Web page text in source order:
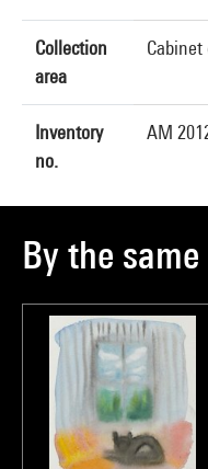
Collection
area
Inventory
no.
AM
By the